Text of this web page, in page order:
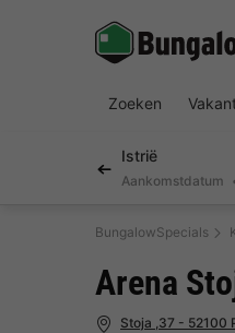
Zoeken
Istrië
Aankomstdatum
BungalowSpecials
Arena
Stoja ,37 - 52100